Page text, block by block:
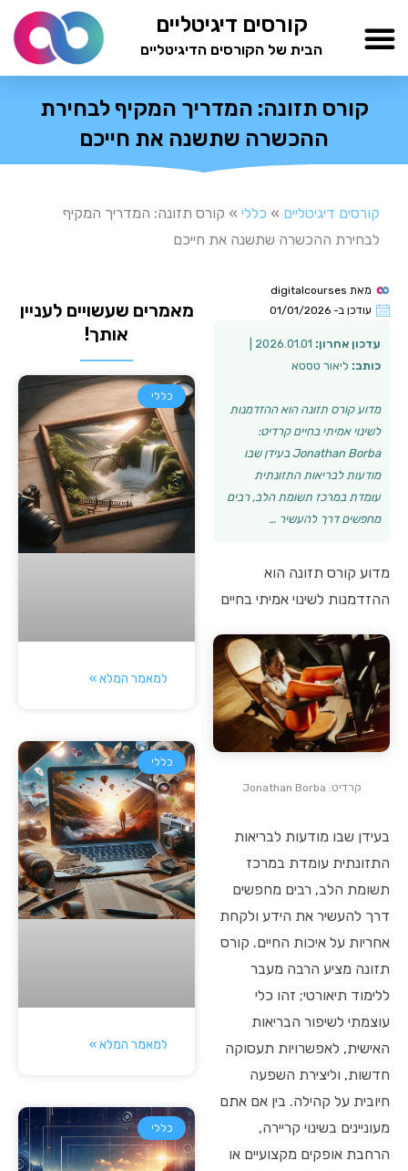
לתוכן
קורסים דיגיטליים
הבית של הקורסים הדיגיטליים
קורס תזונה: המדריך המקיף לבחירת
ההכשרה שתשנה את חייכם
קורסים דיגיטליים » כללי » קורס תזונה: המדריך המקיף
לבחירת ההכשרה שתשנה את חייכם
מאת
עודכן ב- 01/01/2026
עדכון אחרון:
כותב: ליאור טסטא
מדוע קורס תזונה הוא ההזדמנות
לשינוי אמיתי בחיים קרדיט:
Jonathan Borba בעידן שבו
מודעות לבריאות התזונתית
עומדת במרכז תשומת הלב, רבים
מחפשים דרך להעשיר …
מדוע קורס תזונה הוא
ההזדמנות לשינוי אמיתי בחיים
קרדיט: Jonathan Borba
בעידן שבו מודעות לבריאות
התזונתית עומדת במרכז
תשומת הלב, רבים מחפשים
דרך להעשיר את הידע ולקחת
אחריות על איכות החיים. קורס
תזונה מציע הרבה מעבר
ללימוד תיאורטי; זהו כלי
עוצמתי לשיפור הבריאות
האישית, לאפשרויות תעסוקה
חדשות, וליצירת השפעה
חיובית על קהילה. בין אם אתם
מעוניינים בשינוי קריירה,
הרחבת אופקים מקצועיים או
מאמרים שעשויים לעניין
אותך!
כללי
למאמר המלא »
כללי
למאמר המלא »
כללי